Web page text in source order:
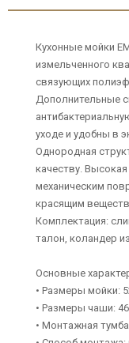
Кухонные мойки
измельченного
связующих
Дополнительные
уходе и удобны в
Однородная
качеству.
механическим
красящим
Комплектация:
талон, коландер
Основные
• Размеры мойки:
• Размеры чаши:
• Монтажная